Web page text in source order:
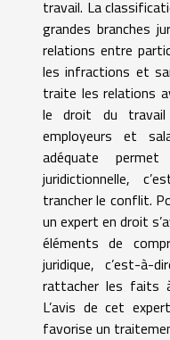
travail. La
grandes branches
relations entre
les infractions et
traite les relations
le droit du travail
employeurs et
adéquate
juridictionnelle,
trancher le conflit.
un expert en droit
éléments de
juridique, c’est-à-
rattacher les faits
L’avis de cet
favorise un